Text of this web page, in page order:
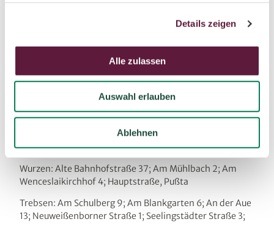
Details zeigen
Alle zulassen
Auswahl erlauben
Ablehnen
Festes Schuhwerk, wetterfeste Kleidung, Proviant und
Anreise & Parken
Über die A38 und die A14, weiter der B107 folgen
Parken
Wurzen: Alte Bahnhofstraße 37; Am Mühlbach 2; Am
Wenceslaikirchhof 4; Hauptstraße, Pußta
Trebsen: Am Schulberg 9; Am Blankgarten 6; An der Aue
13; Neuweißenborner Straße 1; Seelingstädter Straße 3;